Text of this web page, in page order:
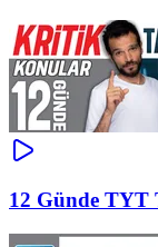
12 Günde